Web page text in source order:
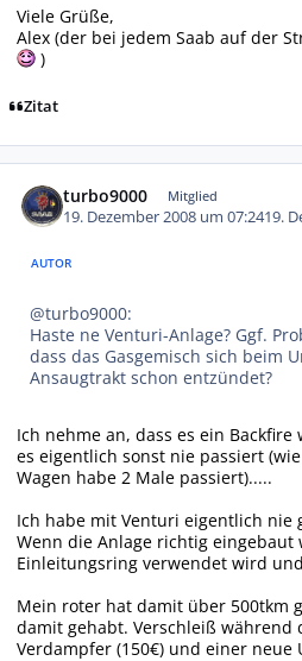
Viele Grüße,
Alex (der bei jedem Saab auf der
)
Zitat
turbo9000 Mitglied
19. Dezember 2008 um 07:2419.
AUTOR
@turbo9000:
Haste ne Venturi-Anlage? Ggf.
dass das Gasgemisch sich beim
Ansaugtrakt schon entzündet?
Ich nehme an, dass es ein
es eigentlich sonst nie passiert
Wagen habe 2 Male passiert).....
Ich habe mit Venturi eigentlich nie
Wenn die Anlage richtig
Einleitungsring verwendet wird
Mein roter hat damit über 500tkm
damit gehabt. Verschleiß während
Verdampfer (150€) und einer neue